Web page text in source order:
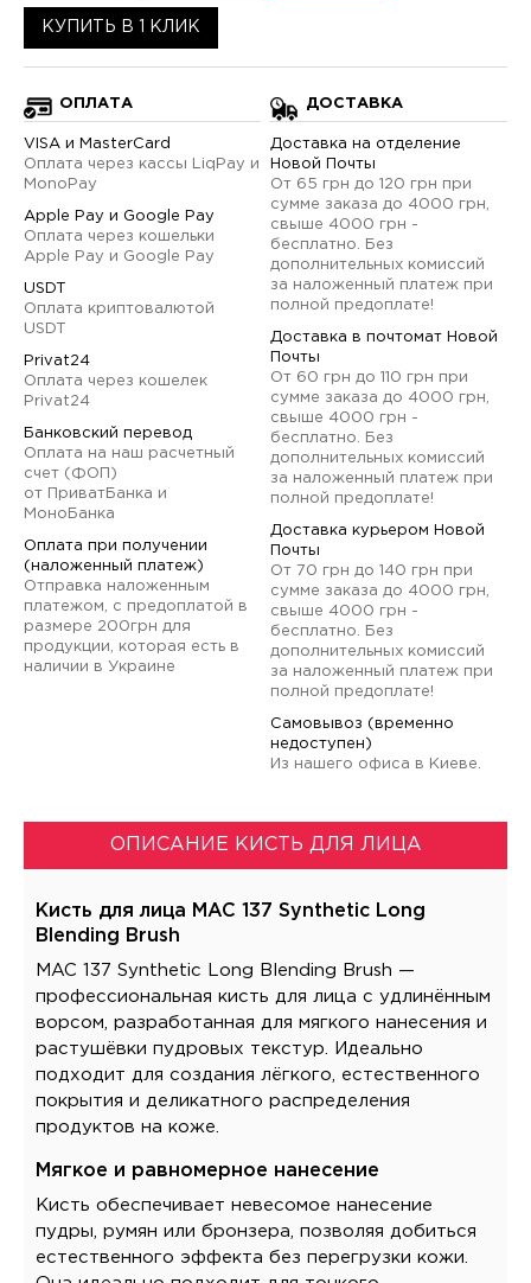
КУПИТЬ В 1 КЛИК
ОПЛАТА
VISA и MasterCard
Оплата через кассы LiqPay и
MonoPay
Apple Pay и Google Pay
Оплата через кошельки
Apple Pay и Google Pay
USDT
Оплата криптовалютой
USDT
Privat24
Оплата через кошелек
Privat24
Банковский перевод
Оплата на наш расчетный
счет (ФОП)
от ПриватБанка и
МоноБанка
Оплата при получении
(наложенный платеж)
Отправка наложенным
платежом, с предоплатой в
размере 200грн для
продукции, которая есть в
наличии в Украине
ДОСТАВКА
Доставка на отделение
Новой Почты
От 65 грн до 120 грн при
сумме заказа до 4000 грн,
свыше 4000 грн -
бесплатно. Без
дополнительных комиссий
за наложенный платеж при
полной предоплате!
Доставка в почтомат Новой
Почты
От 60 грн до 110 грн при
сумме заказа до 4000 грн,
свыше 4000 грн -
бесплатно. Без
дополнительных комиссий
за наложенный платеж при
полной предоплате!
Доставка курьером Новой
Почты
От 70 грн до 140 грн при
сумме заказа до 4000 грн,
свыше 4000 грн -
бесплатно. Без
дополнительных комиссий
за наложенный платеж при
полной предоплате!
Самовывоз (временно
недоступен)
Из нашего офиса в Киеве.
ОПИСАНИЕ КИСТЬ ДЛЯ ЛИЦА
Кисть для лица MAC 137 Synthetic Long
Blending Brush
MAC 137 Synthetic Long Blending Brush —
профессиональная кисть для лица с удлинённым
ворсом, разработанная для мягкого нанесения и
растушёвки пудровых текстур. Идеально
подходит для создания лёгкого, естественного
покрытия и деликатного распределения
продуктов на коже.
Мягкое и равномерное нанесение
Кисть обеспечивает невесомое нанесение
пудры, румян или бронзера, позволяя добиться
естественного эффекта без перегрузки кожи.